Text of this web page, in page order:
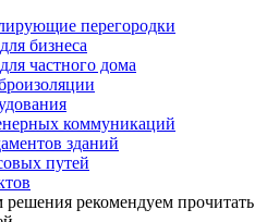
перегородки
бизнеса
частного дома
коммуникаций
зданий
путей
рекомендуем прочитать